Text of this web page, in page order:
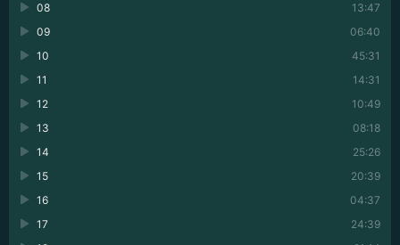
13:47
08
06:40
09
45:31
10
14:31
11
10:49
12
08:18
13
25:26
14
20:39
15
04:37
16
24:39
17